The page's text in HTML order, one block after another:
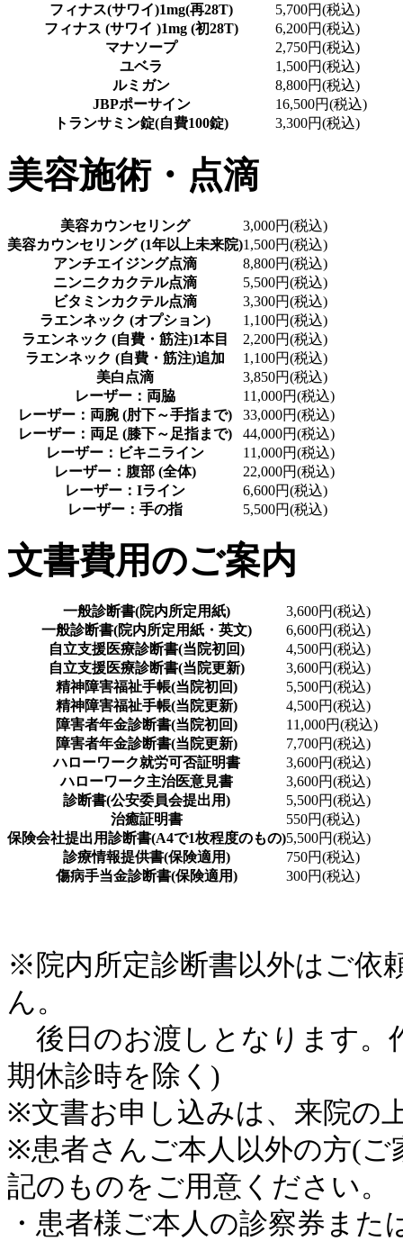
フィナス(サワイ)1mg(再28T)
5,700円(税込)
フィナス (サワイ )1mg (初28T)
6,200円(税込)
マナソープ
2,750円(税込)
ユベラ
1,500円(税込)
ルミガン
8,800円(税込)
JBPポーサイン
16,500円(税込)
トランサミン錠(自費100錠)
3,300円(税込)
美容施術・点滴
美容カウンセリング
3,000円(税込)
美容カウンセリング (1年以上未来院)1,500円(税込)
アンチエイジング点滴
8,800円(税込)
ニンニクカクテル点滴
5,500円(税込)
ビタミンカクテル点滴
3,300円(税込)
ラエンネック (オプション)
1,100円(税込)
ラエンネック (自費・筋注)1本目
2,200円(税込)
ラエンネック (自費・筋注)追加
1,100円(税込)
美白点滴
3,850円(税込)
レーザー：両脇
11,000円(税込)
レーザー：両腕 (肘下～手指まで)
33,000円(税込)
レーザー：両足 (膝下～足指まで)
44,000円(税込)
レーザー：ビキニライン
11,000円(税込)
レーザー：腹部 (全体)
22,000円(税込)
レーザー：Iライン
6,600円(税込)
レーザー：手の指
5,500円(税込)
文書費用のご案内
一般診断書(院内所定用紙)
3,600円(税込)
一般診断書(院内所定用紙・英文)
6,600円(税込)
自立支援医療診断書(当院初回)
4,500円(税込)
自立支援医療診断書(当院更新)
3,600円(税込)
精神障害福祉手帳(当院初回)
5,500円(税込)
精神障害福祉手帳(当院更新)
4,500円(税込)
障害者年金診断書(当院初回)
11,000円(税込)
障害者年金診断書(当院更新)
7,700円(税込)
ハローワーク就労可否証明書
3,600円(税込)
ハローワーク主治医意見書
3,600円(税込)
診断書(公安委員会提出用)
5,500円(税込)
治癒証明書
550円(税込)
保険会社提出用診断書(A4で1枚程度のもの)5,500円(税込)
診療情報提供書(保険適用)
750円(税込)
傷病手当金診断書(保険適用)
300円(税込)
※院内所定診断書以外はご依
ん。
後日のお渡しとなります。
期休診時を除く)
※文書お申し込みは、来院の
※患者さんご本人以外の方(ご
記のものをご用意ください。
・患者様ご本人の診察券また